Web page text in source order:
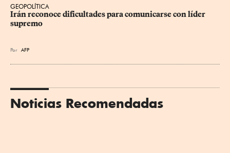
GEOPOLÍTICA
Irán reconoce dificultades para comunicarse con líder
supremo
Por AFP
Noticias Recomendadas